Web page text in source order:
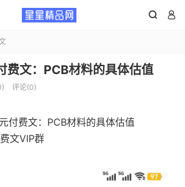
 
费文：PCB材料的具体估值
评论(0)
付费文：PCB材料的具体估值
文VIP群